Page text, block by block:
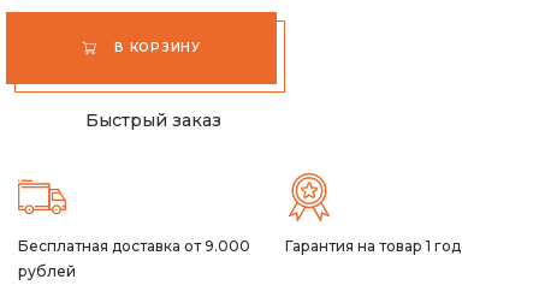
В КОРЗИНУ
Быстрый заказ
Бесплатная доставка от 9.000
рублей
Гарантия на товар 1 год